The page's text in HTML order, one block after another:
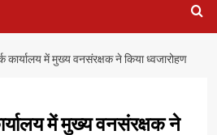
कार्यालय में मुख्य वनसंरक्षक ने किया ध्वजारोहण
में मुख्य वनसंरक्षक ने